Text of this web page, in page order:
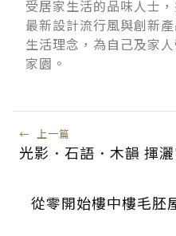
受居家生活的品味人士
最新設計流行風與創新
生活理念，為自己及家
家園。
← 上一篇
光影．石語．木韻 揮
從零開始樓中樓毛胚